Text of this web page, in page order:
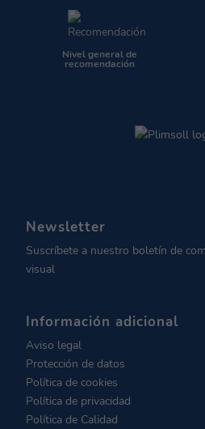
Nivel general de
recomendación
Newsletter
Suscríbete a nuestro boletín de
visual
Información adicional
Aviso legal
Protección de datos
Política de cookies
Política de privacidad
Política de Calidad